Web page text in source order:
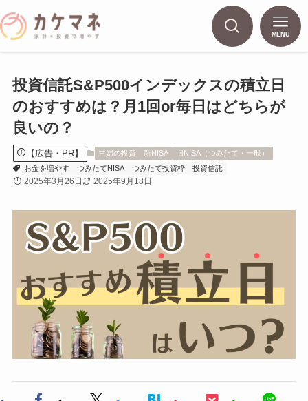
MENU
投資信託S&P500インデックスの積立日
のおすすめは？月1回or毎日はどちらが
良いの？
【広告・PR】 主婦の投資 新NISA
旧NISA（つみたて・一般）
お金を増やす
つみたてNISA つみたて投資枠 投資信託
2025年3月26日 2025年9月18日